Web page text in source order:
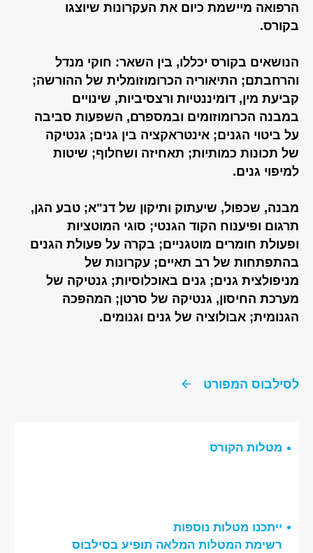
הרפואה מיישמת כיום את העקרונות שיוצגו
בקורס.
הנושאים בקורס יכללו, בין השאר: חוקי מנדל
והרחבתם; התיאוריה הכרומוזומלית של ההורשה;
קביעת מין, דומיננטיות ורצסיביות, שינויים
במבנה הכרומוזומים ובמספרם, השפעות סביבה
על ביטוי הגנים; אינטראקציה בין גנים; גנטיקה
של תכונות כמותיות; תאחיזה ושחלוף; שיטות
למיפוי גנים.
מבנה, שכפול, שיעתוק ותיקון של דנ"א; טבע הגן,
תרגום ופיענוח הקוד הגנטי; סוגי המוטציות
ופעולת חומרים מוטגניים; בקרה על פעולת הגנים
בהתפתחות של רב תאיים; עקרונות של
מניפולצית גנים; גנים באוכלוסיות; גנטיקה של
מערכת החיסון, גנטיקה של סרטן; המהפכה
הגנומית; אבולוציה של גנים וגנומים.
לסילבוס המפורט
מטלות הקורס
ייתכנו מטלות נוספות
רשימת המטלות המלאה תופיע בסילבוס